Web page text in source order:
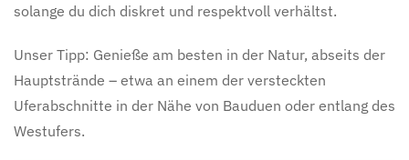
solange du dich diskret und respektvoll verhältst.
Unser Tipp: Genieße am besten in der Natur, abseits der
Hauptstrände – etwa an einem der versteckten
Uferabschnitte in der Nähe von Bauduen oder entlang des
Westufers.